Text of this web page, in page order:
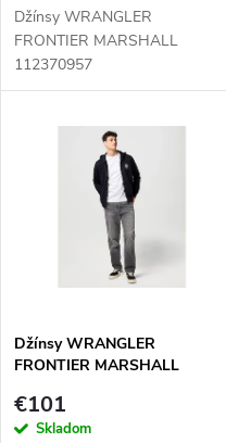
d
v
d
u
Džínsy WRANGLER
FRONTIER MARSHALL
112370957
Džínsy WRANGLER
FRONTIER MARSHALL
€101
Skladom